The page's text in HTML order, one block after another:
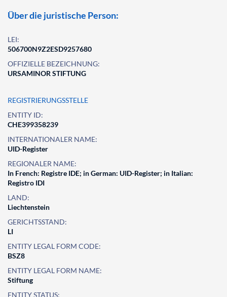
Über die juristische Person:
LEI:
506700N9Z2ESD9257680
OFFIZIELLE BEZEICHNUNG:
URSAMINOR STIFTUNG
REGISTRIERUNGSSTELLE
ENTITY ID:
CHE399358239
INTERNATIONALER NAME:
UID-Register
REGIONALER NAME:
In French: Registre IDE; in German: UID-Register; in Italian:
Registro IDI
LAND:
Liechtenstein
GERICHTSSTAND:
LI
ENTITY LEGAL FORM CODE:
BSZ8
ENTITY LEGAL FORM NAME:
Stiftung
ENTITY STATUS: